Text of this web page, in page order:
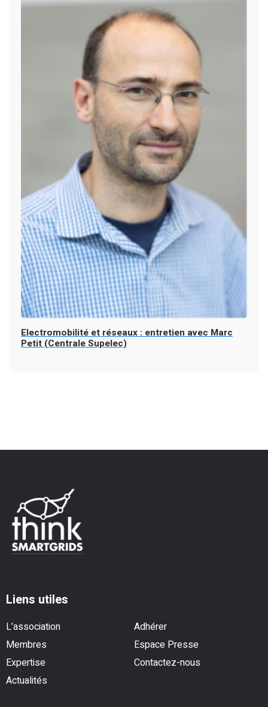
Electromobilité et réseaux : entretien avec Marc
Petit (Centrale Supelec)
Liens utiles
L’association
Adhérer
Membres
Espace Presse
Expertise
Contactez-nous
Actualités